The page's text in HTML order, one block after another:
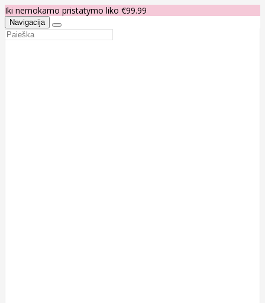
Iki nemokamo pristatymo liko €99.99
Navigacija